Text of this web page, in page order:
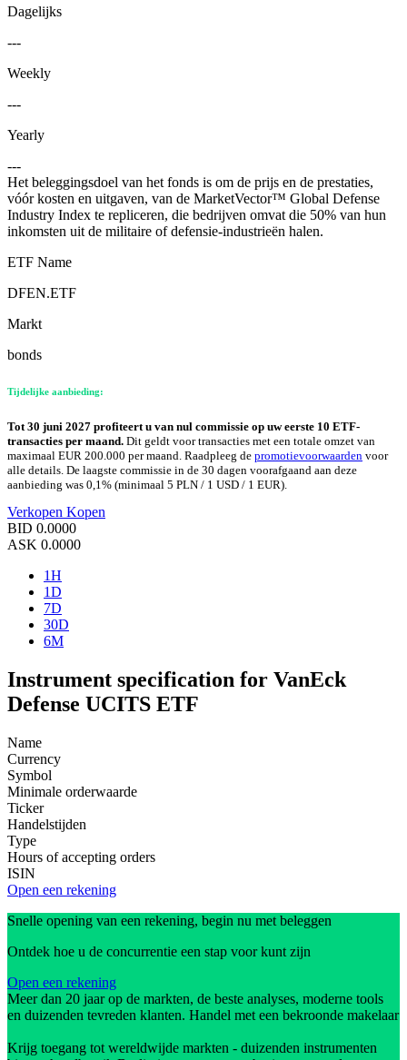
Dagelijks
---
Weekly
---
Yearly
---
Het beleggingsdoel van het fonds is om de prijs en de prestaties,
vóór kosten en uitgaven, van de MarketVector™ Global Defense
Industry Index te repliceren, die bedrijven omvat die 50% van hun
inkomsten uit de militaire of defensie-industrieën halen.
ETF Name
DFEN.ETF
Markt
bonds
Tijdelijke aanbieding:
Tot 30 juni 2027 profiteert u van nul commissie op uw eerste 10 ETF-
transacties per maand. Dit geldt voor transacties met een totale omzet van
maximaal EUR 200.000 per maand. Raadpleeg de promotievoorwaarden voor
alle details. De laagste commissie in de 30 dagen voorafgaand aan deze
aanbieding was 0,1% (minimaal 5 PLN / 1 USD / 1 EUR).
Verkopen Kopen
BID 0.0000
ASK 0.0000
1H
1D
7D
30D
6M
Instrument specification for VanEck
Defense UCITS ETF
Name
Currency
Symbol
Minimale orderwaarde
Ticker
Handelstijden
Type
Hours of accepting orders
ISIN
Open een rekening
Snelle opening van een rekening, begin nu met beleggen
Ontdek hoe u de concurrentie een stap voor kunt zijn
Open een rekening
Meer dan 20 jaar op de markten, de beste analyses, moderne tools
en duizenden tevreden klanten. Handel met een bekroonde makelaar
Krijg toegang tot wereldwijde markten - duizenden instrumenten